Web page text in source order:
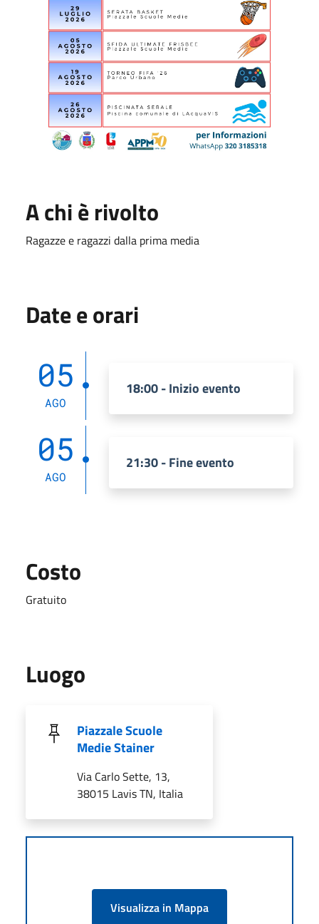
A chi è rivolto
Ragazze e ragazzi dalla prima media
Date e orari
05
AGO
18:00 - Inizio evento
05
AGO
21:30 - Fine evento
Costo
Gratuito
Luogo
Piazzale Scuole
Medie Stainer
Via Carlo Sette, 13,
38015 Lavis TN, Italia
Visualizza in Mappa